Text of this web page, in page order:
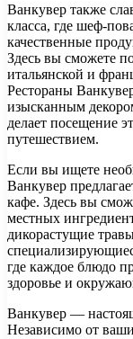
Ванкувер также
класса, где шеф-
качественные
Здесь вы сможете
итальянской и
Рестораны
изысканным
делает посещение
путешествием.
Если вы ищете
Ванкувер
кафе. Здесь вы
местных
дикорастущие
где каждое блюдо
здоровье и
Ванкувер —
Независимо от